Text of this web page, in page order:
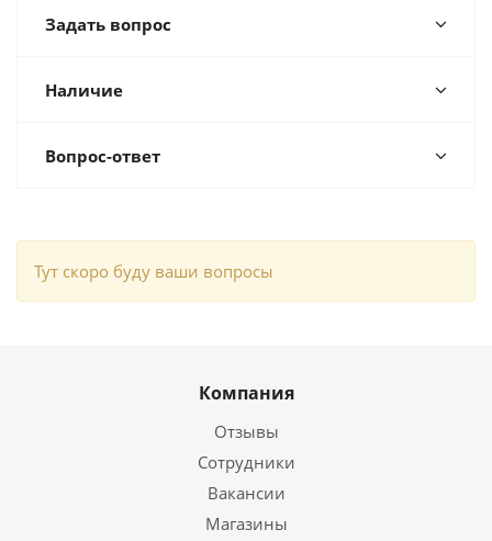
Задать вопрос
Наличие
Вопрос-ответ
Тут скоро буду ваши вопросы
Компания
Отзывы
Сотрудники
Вакансии
Магазины